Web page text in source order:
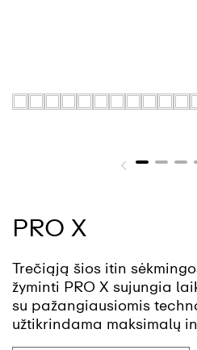
PRO X
Trečiąją šios itin
žyminti PRO X sujungia
su pažangiausiomis
užtikrindama maksimalų
patikimumą. Sukurta tiek